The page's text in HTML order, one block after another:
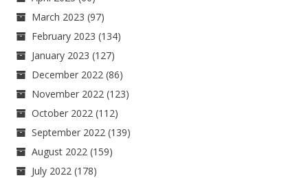
March 2023 (97)
February 2023 (134)
January 2023 (127)
December 2022 (86)
November 2022 (123)
October 2022 (112)
September 2022 (139)
August 2022 (159)
July 2022 (178)